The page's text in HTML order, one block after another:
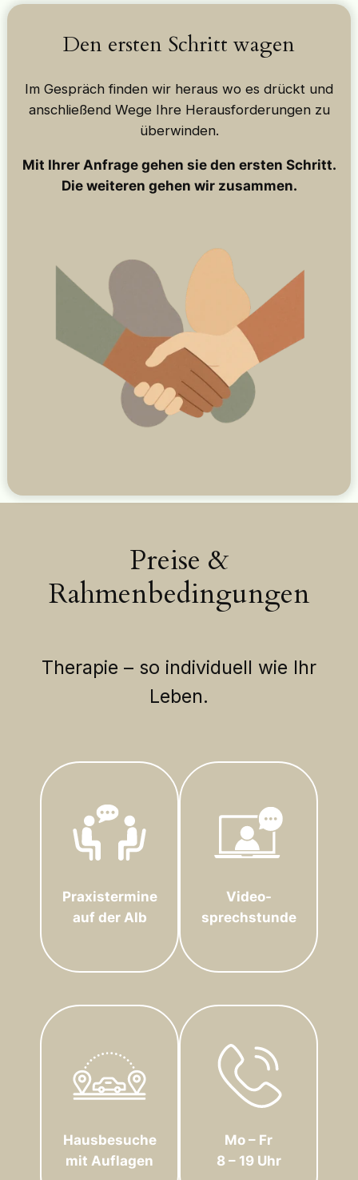
Den ersten Schritt wagen
Im Gespräch finden wir heraus wo es drückt und
anschließend Wege Ihre Herausforderungen zu
überwinden.
Mit Ihrer Anfrage gehen sie den ersten Schritt.
Die weiteren gehen wir zusammen.
Preise &
Rahmenbedingungen
Therapie – so individuell wie Ihr
Leben.
Praxistermine
auf der Alb
Video-
sprechstunde
Hausbesuche
mit Auflagen
Mo – Fr
8 – 19 Uhr